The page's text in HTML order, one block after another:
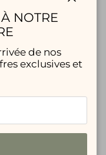
NOTRE
de nos
exclusives et